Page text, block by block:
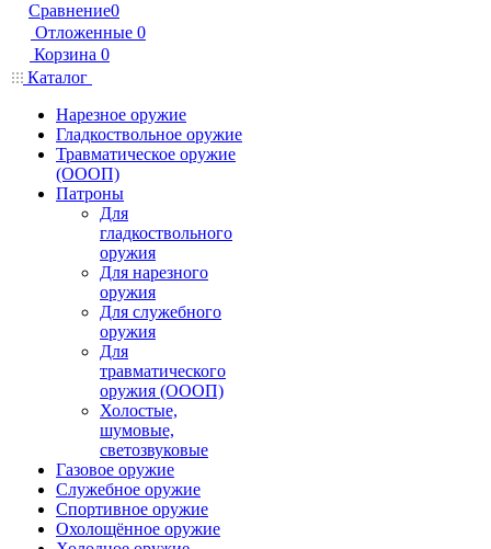
Сравнение0
Отложенные 0
Корзина 0
Каталог
Нарезное оружие
Гладкоствольное оружие
Травматическое оружие
(ОООП)
Патроны
Для
гладкоствольного
оружия
Для нарезного
оружия
Для служебного
оружия
Для
травматического
оружия (ОООП)
Холостые,
шумовые,
светозвуковые
Газовое оружие
Служебное оружие
Спортивное оружие
Охолощённое оружие